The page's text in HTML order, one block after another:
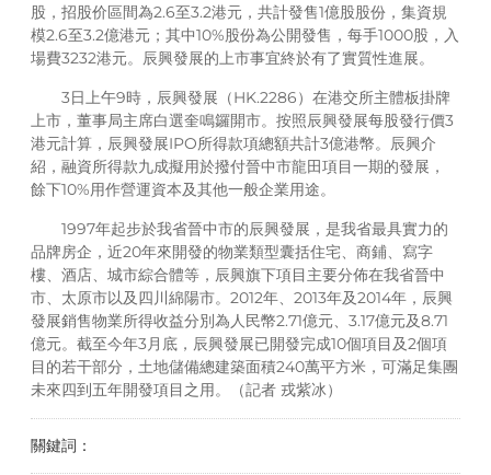
股，招股价區間為2.6至3.2港元，共計發售1億股股份，集資規
模2.6至3.2億港元；其中10%股份為公開發售，每手1000股，入
場費3232港元。辰興發展的上市事宜終於有了實質性進展。
3日上午9時，辰興發展（HK.2286）在港交所主體板掛牌
上市，董事局主席白選奎鳴鑼開市。按照辰興發展每股發行價3
港元計算，辰興發展IPO所得款項總額共計3億港幣。辰興介
紹，融資所得款九成擬用於撥付晉中市龍田項目一期的發展，
餘下10%用作營運資本及其他一般企業用途。
1997年起步於我省晉中市的辰興發展，是我省最具實力的
品牌房企，近20年來開發的物業類型囊括住宅、商鋪、寫字
樓、酒店、城市綜合體等，辰興旗下項目主要分佈在我省晉中
市、太原市以及四川綿陽市。2012年、2013年及2014年，辰興
發展銷售物業所得收益分別為人民幣2.71億元、3.17億元及8.71
億元。截至今年3月底，辰興發展已開發完成10個項目及2個項
目的若干部分，土地儲備總建築面積240萬平方米，可滿足集團
未來四到五年開發項目之用。（記者 戎紫冰）
關鍵詞：